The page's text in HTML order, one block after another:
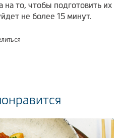
на то, чтобы подготовить их
не более 15 минут.